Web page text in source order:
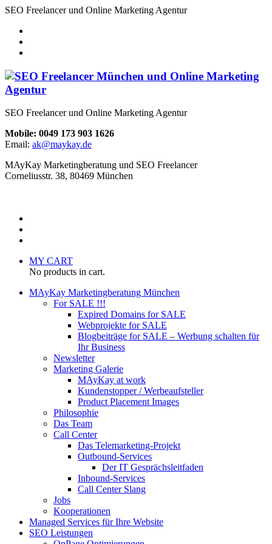
SEO Freelancer und Online Marketing Agentur
SEO Freelancer und Online Marketing Agentur
Mobile: 0049 173 903 1626
Email: ak@maykay.de
MAyKay Marketingberatung und SEO Freelancer
Corneliusstr. 38, 80469 München
MY CART
No products in cart.
MAyKay Marketingberatung München
For SALE !!!
Expired Domains for SALE
Webprojekte for SALE
Blogbeiträge for SALE – Werbung schalten für
Ihr Business
Newsletter
Marketing Galerie
MAyKay at work
Kundenstopper / Werbeaufsteller
Product Placement Images
Philosophie
Das Team
Call Center
Das Telemarketing-Projekt
Outbound-Services
Der IT Gesprächsleitfaden
Inbound-Services
Call Center Slang
Jobs
Kooperationen
Managed Services für Ihre Website
SEO Leistungen